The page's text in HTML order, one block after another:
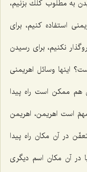
به مطلوب كلك بزنیم،
استفاده كنیم، برای
نكنیم، برای رسیدن
اینها وسائل اهریمنی
هم ممكن است راه پیدا
است اهریمن، اهریمن
در آن مكان راه پیدا
در آن مكان اسم دیگری